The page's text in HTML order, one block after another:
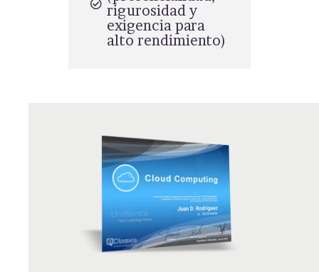
rigurosidad y
exigencia para
alto rendimiento)